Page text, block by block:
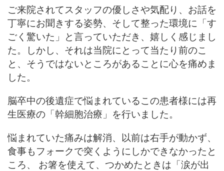
ご来院されてスタッフの優しさや気配り、お話を
丁寧にお聞きする姿勢、そして整った環境に「す
ごく驚いた」と言っていただき、嬉しく感じまし
た。しかし、それは当院にとって当たり前のこ
と、そうではないところがあることに心を痛めま
した。
脳卒中の後遺症で悩まれているこの患者様には再
生医療の「幹細胞治療」を行いました。
悩まれていた痛みは解消、以前は右手が動かず、
食事もフォークで突くようにしかできなかったと
ころ、 お箸を使えて、つかめたときは「涙が出